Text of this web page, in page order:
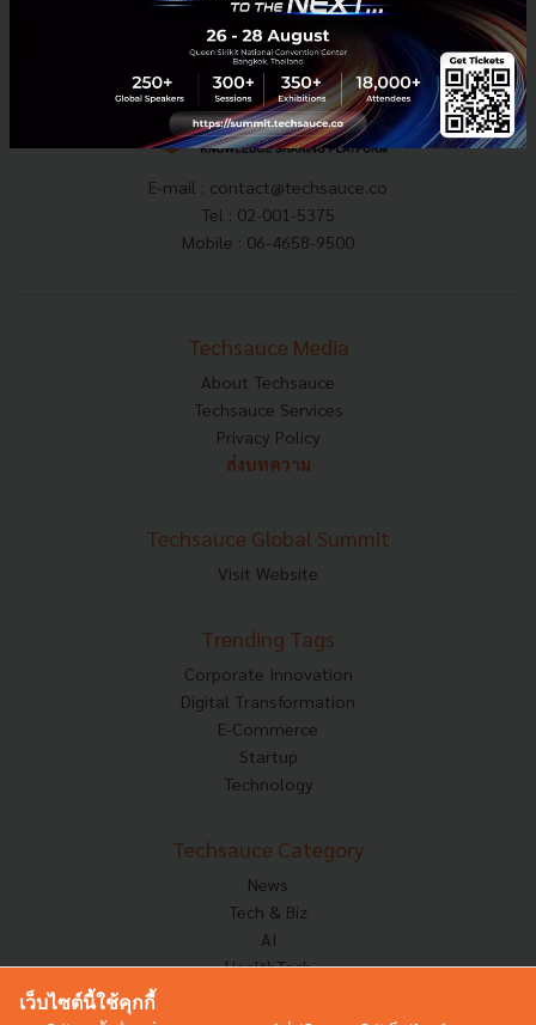
E-mail : contact@techsauce.co
Tel : 02-001-5375
Mobile : 06-4658-9500
Techsauce Media
About Techsauce
Techsauce Services
Privacy Policy
ส่งบทความ
Techsauce Global Summit
Visit Website
Trending Tags
Corporate Innovation
Digital Transformation
E-Commerce
Startup
Technology
Techsauce Category
News
Tech & Biz
AI
HealthTech
เว็บไซต์นี้ใช้คุกกี้